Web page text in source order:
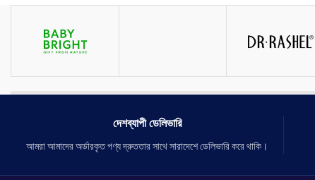
ব্রণের দাগ দূর করে।
সূর্যের ক্ষতি করা ত্বক পুনরূদ্ধার করে।
বয়সের ছাপ দূর করে।
দেশব্যাপী ডেলিভারি
আমরা আমাদের অর্ডারকৃত পণ্য দ্রুততার সাথে সারাদেশে ডেলিভারি করে থাকি।